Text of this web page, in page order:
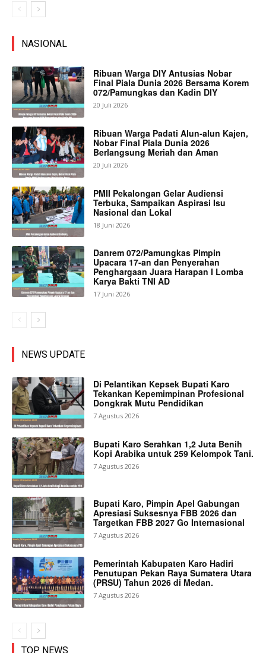
NASIONAL
Ribuan Warga DIY Antusias Nobar
Final Piala Dunia 2026 Bersama Korem
072/Pamungkas dan Kadin DIY
20 Juli 2026
Ribuan Warga Padati Alun-alun Kajen,
Nobar Final Piala Dunia 2026
Berlangsung Meriah dan Aman
20 Juli 2026
PMII Pekalongan Gelar Audiensi
Terbuka, Sampaikan Aspirasi Isu
Nasional dan Lokal
18 Juni 2026
Danrem 072/Pamungkas Pimpin
Upacara 17-an dan Penyerahan
Penghargaan Juara Harapan I Lomba
Karya Bakti TNI AD
17 Juni 2026
NEWS UPDATE
Di Pelantikan Kepsek Bupati Karo
Tekankan Kepemimpinan Profesional
Dongkrak Mutu Pendidikan
7 Agustus 2026
Bupati Karo Serahkan 1,2 Juta Benih
Kopi Arabika untuk 259 Kelompok Tani.
7 Agustus 2026
Bupati Karo, Pimpin Apel Gabungan
Apresiasi Suksesnya FBB 2026 dan
Targetkan FBB 2027 Go Internasional
7 Agustus 2026
Pemerintah Kabupaten Karo Hadiri
Penutupan Pekan Raya Sumatera Utara
(PRSU) Tahun 2026 di Medan.
7 Agustus 2026
TOP NEWS